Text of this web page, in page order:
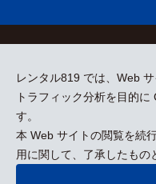
レンタル819 では、Web
トラフィック分析を目的
す。
本 Web サイトの閲覧を続
用に関して、了承したもの
採用情報
kizuki Rental